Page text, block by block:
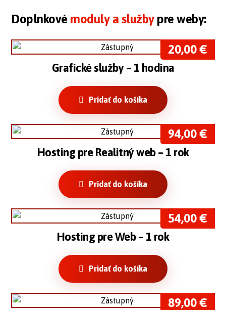
Doplnkové moduly a služby pre weby:
Grafické služby – 1 hodina
20,00€
Pridať do košíka
Hosting pre Realitný web – 1 rok
94,00€
Pridať do košíka
Hosting pre Web – 1 rok
54,00€
Pridať do košíka
89,00€